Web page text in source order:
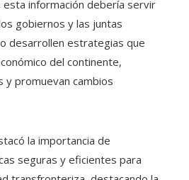
esta información debería servir
gobiernos y las juntas
desarrollen estrategias que
del continente,
y promuevan cambios
la importancia de
seguras y eficientes para